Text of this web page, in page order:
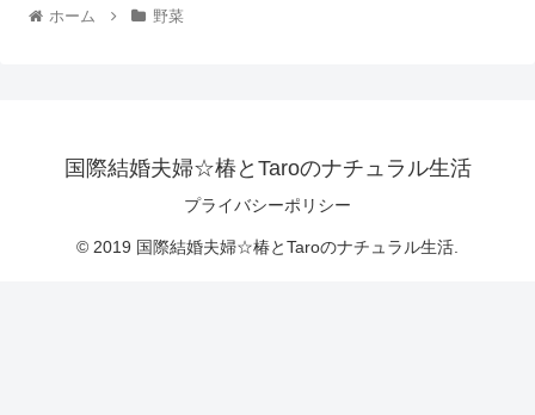
ホーム 野菜
国際結婚夫婦☆椿とTaroのナチュラル生活
プライバシーポリシー
© 2019 国際結婚夫婦☆椿とTaroのナチュラル生活.